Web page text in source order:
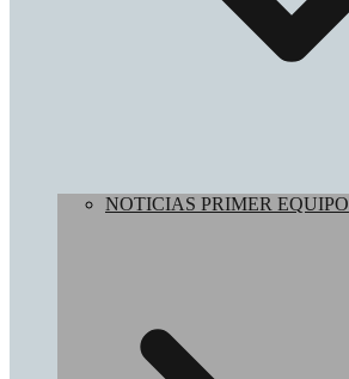
NOTICIAS PRIMER EQUIPO